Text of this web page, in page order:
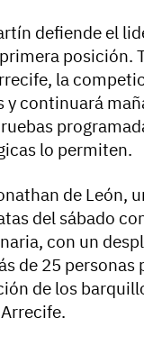
defiende el
posición.
la
continuará
lo permiten.
de León,
del sábado
con un
de 25
de los